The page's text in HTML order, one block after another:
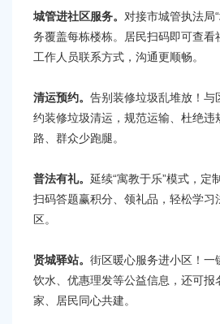
城管进社区服务。 对接市城管执法局
务覆盖每栋楼栋。居民扫码即可查看
工作人员联系方式，沟通更顺畅。
清运预约。 告别装修垃圾乱堆放！与
约装修垃圾清运，规范运输、杜绝违
路、群众少跑腿。
普法有礼。 延续“寓教于乐”模式，定
扫码答题赢积分、领礼品，轻松学习
区。
贤城驿站。 街区暖心服务进小区！一
饮水、优惠理发等公益信息，还可报
家、居民同心共建。